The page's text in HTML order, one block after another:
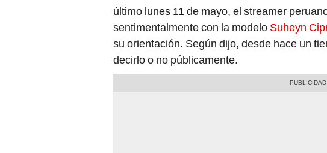
último lunes 11 de mayo, el streamer
sentimentalmente con la modelo Suheyn
su orientación. Según dijo, desde hace un
decirlo o no públicamente.